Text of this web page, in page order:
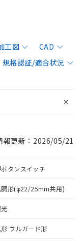
工図
CAD
規格認証/適合状況
報更新：2026/05/21
タンスイッチ
胴形(φ22/25mm共用)
フルガード形